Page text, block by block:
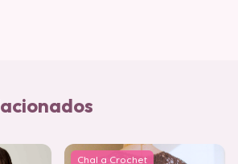
Chal a Crochet